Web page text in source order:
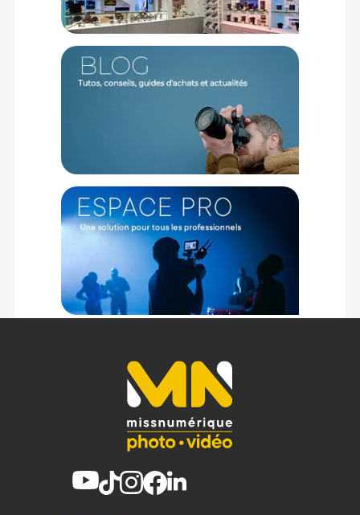
Offre valable jusqu'au 08-08-2026 inclus.
Code EAN SIRUI monopode carbone P-224S :
6952060004198
Garantie 6 ans
d'achat, sur la base d'une expédition Chronopost 24H vers un point
relais situé en France continentale uniquement, valable uniquement
sur les produits de moins de 1m et moins de 20Kg.
(2) Sous réserve d'éligibilité.
(3) Nombre de points Fidélité estimés, hors remises au panier, basé
sur le prix TTC en €, les points seront effectivement calculés dans le